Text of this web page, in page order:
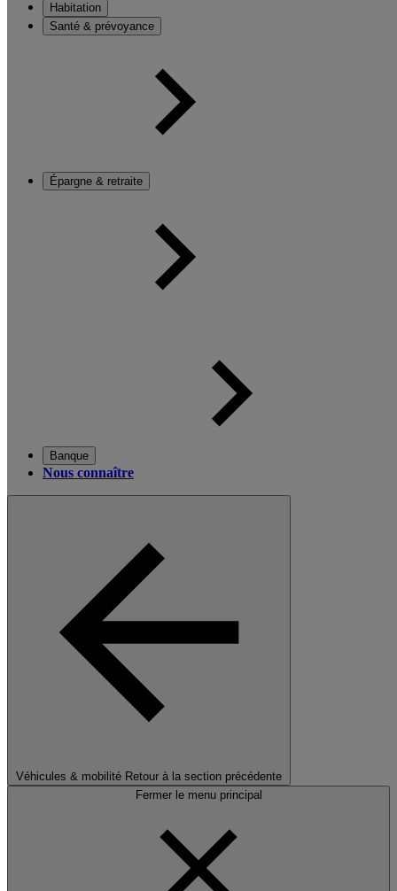
Habitation
Santé & prévoyance
Épargne & retraite
Banque
Nous connaître
Véhicules & mobilité Retour à la section précédente
Fermer le menu principal